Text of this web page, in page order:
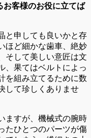
客様のお役に立てば
と申しても良いかと存
ほど細かな歯車、絶妙
そして美しい意匠は文
、果てはベルトによっ
を組み立てるために数
して珍しくありませ
ますが、機械式の腕時
たひとつのパーツが傷